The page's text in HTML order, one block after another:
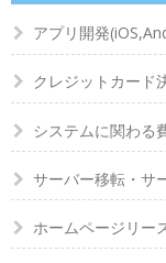
アプリ開発
クレジットカード
システムに関わる
サーバー移転・サ
ホームページリー